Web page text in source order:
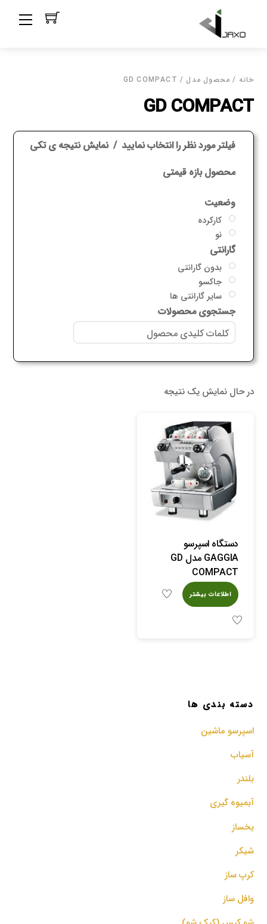
content
خانه / محصول مدل / GD COMPACT
GD COMPACT
فیلتر مورد نظر را انتخاب نمایید نمایش نتیجه ی تکی
محصول بازه قیمتی
وضعیت
کارکرده
نو
گارانتی
بدون گارانتی
جاکسو
سایر گارانتی ها
جستجوی محصولات
در حال نمایش یک نتیجه
دستگاه اسپرسو
GAGGIA مدل GD
COMPACT
اطلاعات بیشتر
دسته بندی ها
اسپرسو‌ ماشین
آسیاب
بلندر
آبمیوه گیری
یخساز
شیکر
کرپ ساز
وافل ساز
شو کیس (کیک شو)